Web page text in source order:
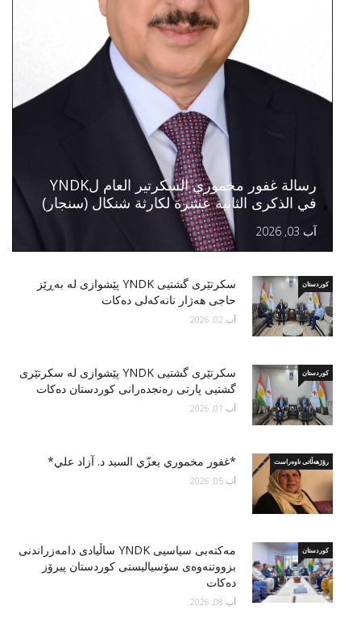
رسالة غفور مخموري السكرتير العام لYNDK
في الذكرى الثانية عشرة لكارثة شنكال (سنجار)
آب 03, 2026
سكرتێری گشتیی YNDK پێشوازى لە بەڕێز
حاجی هەژار نانەکەلی دەکات
کوردستان
آب 02, 2026
سكرتێری گشتیی YNDK پێشوازی لە سکرتێرى
گشتیى پارتى رەنجدەرانى کوردستان دەكات
کوردستان
آب 01, 2026
*غفور مخموري يعزّي السید د. آزاد علي* رۆژهەڵاتی ناوەراست
آب 05, 2026
مه‌كته‌بی سیاسیی YNDK ساڵیادی دامەزراندنی
بزووتنه‌وه‌ى سۆسياليستى كوردستان پیرۆز
دەكات
کوردستان
آب 08, 2026